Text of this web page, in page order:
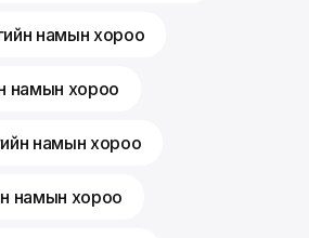
намын хороо
намын хороо
намын хороо
намын хороо